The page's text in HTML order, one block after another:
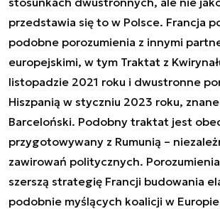
przedstawia się to w Polsce. Francja
podobne porozumienia z innymi
europejskimi, w tym Traktat z
listopadzie 2021 roku i dwustronne
Hiszpanią w styczniu 2023 roku,
Barceloński. Podobny traktat jest
przygotowywany z Rumunią –
zawirowań politycznych.
szerszą strategię Francji budowania
podobnie myślących koalicji w